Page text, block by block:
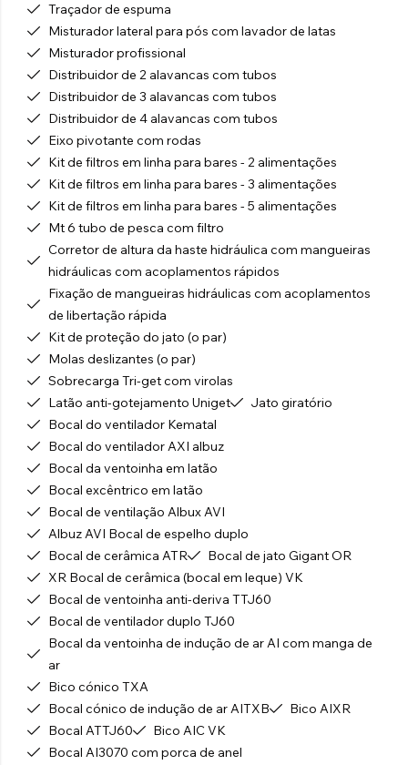
Traçador de espuma
Misturador lateral para pós com lavador de latas
Misturador profissional
Distribuidor de 2 alavancas com tubos
Distribuidor de 3 alavancas com tubos
Distribuidor de 4 alavancas com tubos
Eixo pivotante com rodas
Kit de filtros em linha para bares - 2 alimentações
Kit de filtros em linha para bares - 3 alimentações
Kit de filtros em linha para bares - 5 alimentações
Mt 6 tubo de pesca com filtro
Corretor de altura da haste hidráulica com mangueiras
hidráulicas com acoplamentos rápidos
Fixação de mangueiras hidráulicas com acoplamentos
de libertação rápida
Kit de proteção do jato (o par)
Molas deslizantes (o par)
Sobrecarga Tri-get com virolas
Latão anti-gotejamento Uniget
Jato giratório
Bocal do ventilador Kematal
Bocal do ventilador AXI albuz
Bocal da ventoinha em latão
Bocal excêntrico em latão
Bocal de ventilação Albux AVI
Albuz AVI Bocal de espelho duplo
Bocal de cerâmica ATR
Bocal de jato Gigant OR
XR Bocal de cerâmica (bocal em leque) VK
Bocal de ventoinha anti-deriva TTJ60
Bocal de ventilador duplo TJ60
Bocal da ventoinha de indução de ar AI com manga de
ar
Bico cónico TXA
Bocal cónico de indução de ar AITXB
Bico AIXR
Bocal ATTJ60
Bico AIC VK
Bocal AI3070 com porca de anel